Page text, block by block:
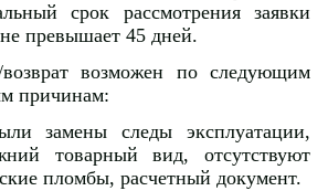
срок рассмотрения заявки
превышает 45 дней.
возможен по следующим
причинам:
замены следы эксплуатации,
товарный вид, отсутствуют
пломбы, расчетный документ.